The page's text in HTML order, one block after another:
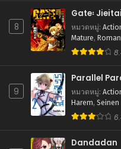
8
Gate꞉
หมวดหมู่:
Mature,
9
Parallel
หมวดหมู่:
Harem, Seinen
Dandadan